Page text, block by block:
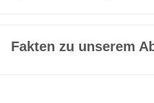
Fakten zu unserem